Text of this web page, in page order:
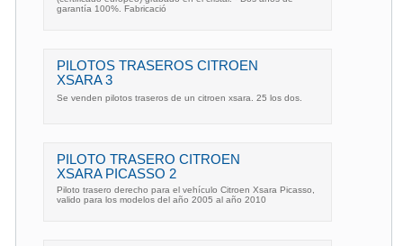
garantía 100%. Fabricació
PILOTOS TRASEROS CITROEN
XSARA 3
Se venden pilotos traseros de un citroen xsara. 25 los dos.
PILOTO TRASERO CITROEN
XSARA PICASSO 2
Piloto trasero derecho para el vehículo Citroen Xsara Picasso,
valido para los modelos del año 2005 al año 2010